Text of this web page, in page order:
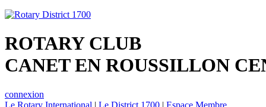
ROTARY CLUB
CANET EN ROUSSILLON
connexion
Le Rotary International | Le District 1700 | Espace Membre